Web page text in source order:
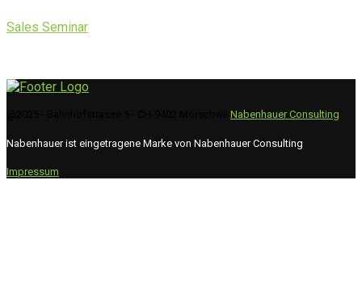
Sales Seminar
Nabenhauer Consulting
Nabenhauer ist eingetragene Marke von Nabenhauer Consulting
Impressum